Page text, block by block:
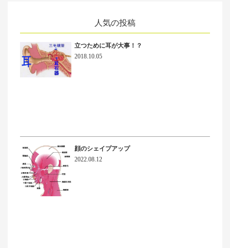
人気の投稿
立つために耳が大事！？
2018.10.05
顔のシェイプアップ
2022.08.12